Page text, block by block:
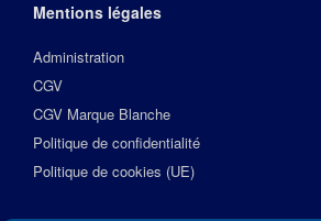
Mentions légales
Administration
CGV
CGV Marque Blanche
Politique de confidentialité
Politique de cookies (UE)